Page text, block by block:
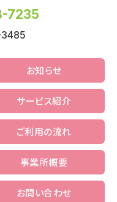
7235
お知らせ
サービス紹介
ご利用の流れ
事業所概要
お問い合わせ